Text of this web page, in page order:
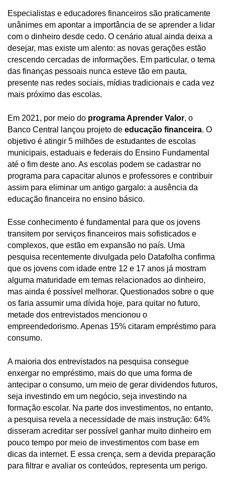
Especialistas e educadores financeiros são praticamente
unânimes em apontar a importância de se aprender a lidar
com o dinheiro desde cedo. O cenário atual ainda deixa a
desejar, mas existe um alento: as novas gerações estão
crescendo cercadas de informações. Em particular, o tema
das finanças pessoais nunca esteve tão em pauta,
presente nas redes sociais, mídias tradicionais e cada vez
mais próximo das escolas.
Em 2021, por meio do programa Aprender Valor, o
Banco Central lançou projeto de educação financeira. O
objetivo é atingir 5 milhões de estudantes de escolas
municipais, estaduais e federais do Ensino Fundamental
até o fim deste ano. As escolas podem se cadastrar no
programa para capacitar alunos e professores e contribuir
assim para eliminar um antigo gargalo: a ausência da
educação financeira no ensino básico.
Esse conhecimento é fundamental para que os jovens
transitem por serviços financeiros mais sofisticados e
complexos, que estão em expansão no país. Uma
pesquisa recentemente divulgada pelo Datafolha confirma
que os jovens com idade entre 12 e 17 anos já mostram
alguma maturidade em temas relacionados ao dinheiro,
mas ainda é possível melhorar. Questionados sobre o que
os faria assumir uma dívida hoje, para quitar no futuro,
metade dos entrevistados mencionou o
empreendedorismo. Apenas 15% citaram empréstimo para
consumo.
A maioria dos entrevistados na pesquisa consegue
enxergar no empréstimo, mais do que uma forma de
antecipar o consumo, um meio de gerar dividendos futuros,
seja investindo em um negócio, seja investindo na
formação escolar. Na parte dos investimentos, no entanto,
a pesquisa revela a necessidade de mais instrução: 64%
disseram acreditar ser possível ganhar muito dinheiro em
pouco tempo por meio de investimentos com base em
dicas da internet. E essa crença, sem a devida preparação
para filtrar e avaliar os conteúdos, representa um perigo.